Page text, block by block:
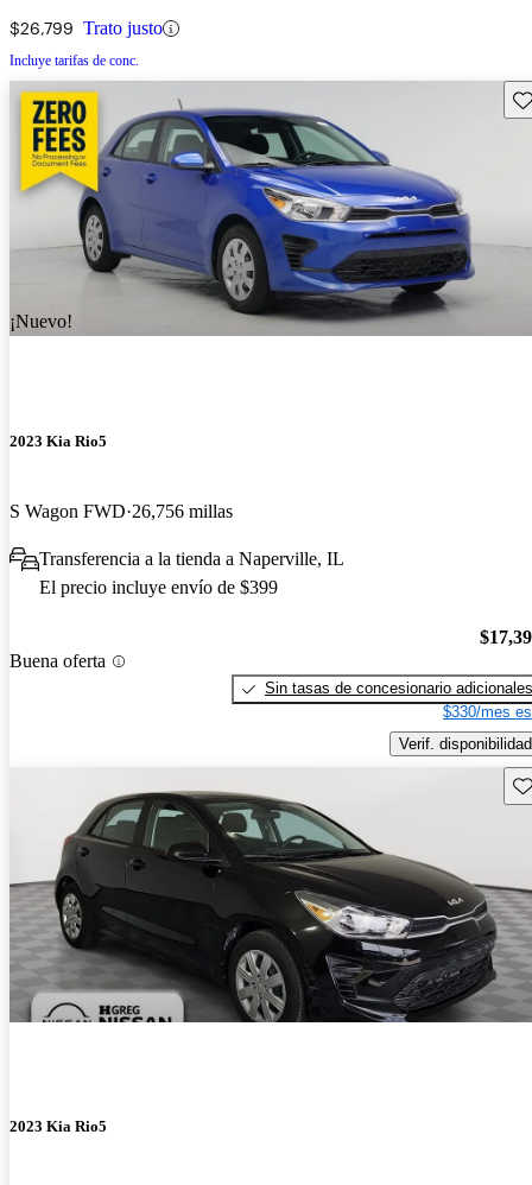
$26,799 Trato justo
Incluye tarifas de conc.
¡Nuevo!
2023 Kia Rio5
S Wagon FWD 26,756 millas
Transferencia a la tienda a Naperville, IL
El precio incluye envío de $399
Buena oferta
Sin tasas de concesionario adicionales
$330/mes
Verif. disponibilidad
2023 Kia Rio5